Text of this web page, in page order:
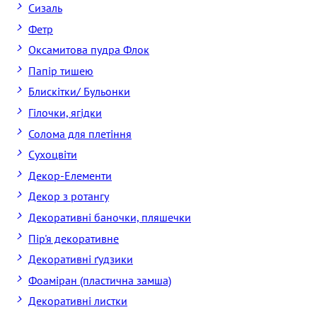
Сизаль
Фетр
Оксамитова пудра Флок
Папір тишею
Блискітки/ Бульонки
Гілочки, ягідки
Солома для плетіння
Cухоцвіти
Декор-Елементи
Декор з ротангу
Декоративні баночки, пляшечки
Пір'я декоративне
Декоративні ґудзики
Фоаміран (пластична замша)
Декоративні листки